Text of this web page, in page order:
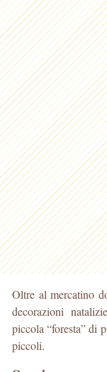
Oltre al mercatino
decorazioni
piccola “foresta” di
piccoli.